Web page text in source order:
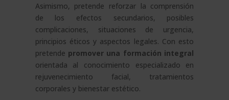
Asimismo, pretende reforzar la comprensión
de los efectos secundarios, posibles
complicaciones, situaciones de urgencia,
principios éticos y aspectos legales. Con esto
pretende promover una formación integral
orientada al conocimiento especializado en
rejuvenecimiento facial, tratamientos
corporales y bienestar estético.